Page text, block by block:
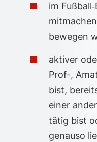
im
bewegen
aktiver
Prof-,
bist,
einer
tätig bist
genauso